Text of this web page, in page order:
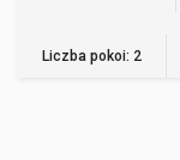
Liczba pokoi: 2